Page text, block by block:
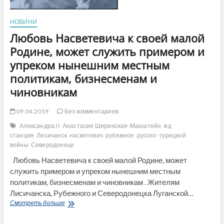
НОВИНИ
Любовь Насветевича к своей малой
Родине, может служить примером и
упреком нынешним местным
политикам, бизнесменам и
чиновникам
09.04.2019
Без комментариев
Александра II Анастасия Ширинская-Манштейн жд
станция Лисичанск насветевич рубежное русско- турецкой
войны Северодонецк
Любовь Насветевича к своей малой Родине, может
служить примером и упреком нынешним местным
политикам, бизнесменам и чиновникам . Жителям
Лисичанска, Рубежного и Северодонецка Луганской…
Смотреть большеЛюбовь